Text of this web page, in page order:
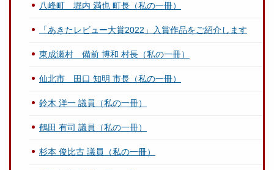
八峰町 堀内 満也 町長（私の一冊）
「あきたレビュー大賞2022」入賞作品をご紹介します
東成瀬村 備前 博和 村長（私の一冊）
仙北市 田口 知明 市長（私の一冊）
鈴木 洋一 議員（私の一冊）
鶴田 有司 議員（私の一冊）
杉本 俊比古 議員（私の一冊）